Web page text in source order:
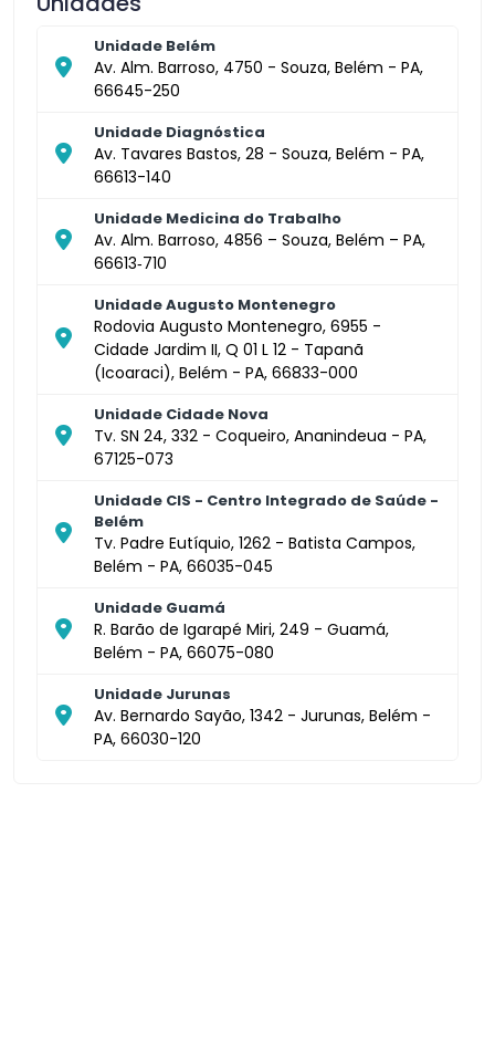
Unidade Belém
Av. Alm. Barroso, 4750 - Souza, Belém - PA,
66645-250
Unidade Diagnóstica
Av. Tavares Bastos, 28 - Souza, Belém - PA,
66613-140
Unidade Medicina do Trabalho
Av. Alm. Barroso, 4856 – Souza, Belém – PA,
66613‑710
Unidade Augusto Montenegro
Rodovia Augusto Montenegro, 6955 -
Cidade Jardim II, Q 01 L 12 - Tapanã
(Icoaraci), Belém - PA, 66833-000
Unidade Cidade Nova
Tv. SN 24, 332 - Coqueiro, Ananindeua - PA,
67125-073
Unidade CIS - Centro Integrado de Saúde -
Belém
Tv. Padre Eutíquio, 1262 - Batista Campos,
Belém - PA, 66035-045
Unidade Guamá
R. Barão de Igarapé Miri, 249 - Guamá,
Belém - PA, 66075-080
Unidade Jurunas
Av. Bernardo Sayão, 1342 - Jurunas, Belém -
PA, 66030-120